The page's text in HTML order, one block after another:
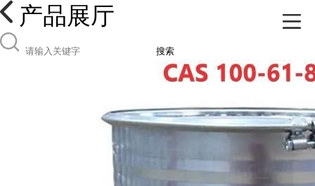
产品展厅
搜索